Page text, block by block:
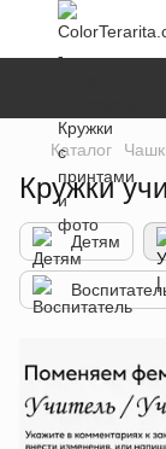
Каталог
Кружки
Детям